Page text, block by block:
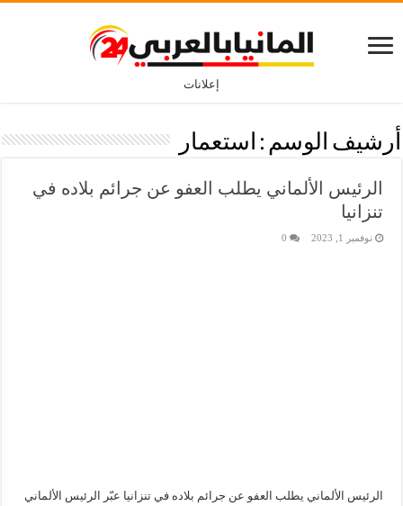
إعلانات
أرشيف الوسم : استعمار
الرئيس الألماني يطلب العفو عن جرائم بلاده في
تنزانيا
نوفمبر 1, 2023 0
الرئيس الألماني يطلب العفو عن جرائم بلاده في تنزانيا عبّر الرئيس الألماني